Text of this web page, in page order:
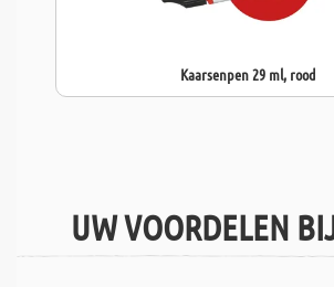
Kaarsenpen 29 ml, rood
UW VOORDELEN